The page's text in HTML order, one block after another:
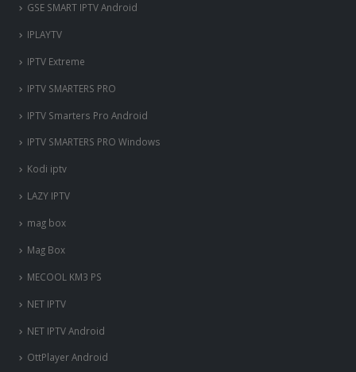
GSE SMART IPTV Android
IPLAYTV
IPTV Extreme
IPTV SMARTERS PRO
IPTV Smarters Pro Android
IPTV SMARTERS PRO Windows
Kodi iptv
LAZY IPTV
mag box
Mag Box
MECOOL KM3 PS
NET IPTV
NET IPTV Android
OttPlayer Android